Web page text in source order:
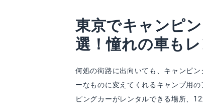
東京でキャンピ
選！憧れの車も
何処の街路に出向いても、キャンピ
ーなものに変えてくれるキャンプ用
ピングカーがレンタルできる場所、12